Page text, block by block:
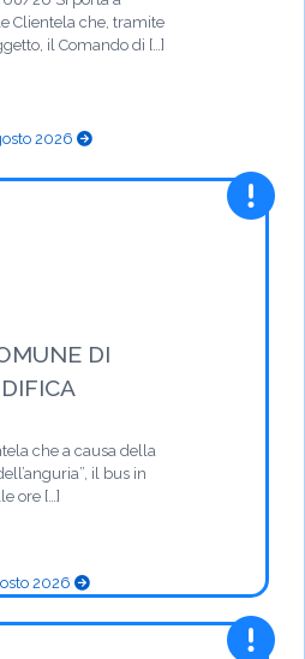
Clientela che, tramite
il Comando di […]
2026
DI
che a causa della
il bus in
ore […]
2026